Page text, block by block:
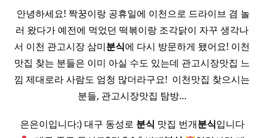
​ 안녕하세요! 짝꿍이랑 공휴일에 이천으로 드라이브 겸 놀
러 왔다가 예전에 먹었던 떡볶이랑 조각닭이 자꾸 생각나
서 이천 관고시장 삼미분식에 다시 방문하게 됐어요! 이천
맛집 찾는 분들은 이미 아실 수도 있는데 관고시장맛집 느
낌 제대로라 사람도 엄청 많더라구요! ​ 이천맛집 찾으시는
분들, 관고시장맛집 탐방…
은은이입니다:) 대구 동성로 분식 맛집 번개분식입니다